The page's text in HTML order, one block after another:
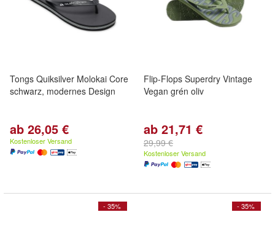
Tongs Quiksilver Molokai Core
schwarz, modernes Design
ab 26,05 €
Kostenloser Versand
Flip-Flops Superdry Vintage
Vegan grén oliv
ab 21,71 €
29,99 €
Kostenloser Versand
- 35% - 35%